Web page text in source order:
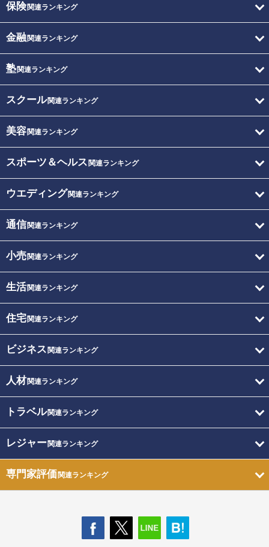
保険関連ランキング
金融関連ランキング
塾関連ランキング
スクール関連ランキング
美容関連ランキング
スポーツ＆ヘルス 関連ランキング
ウエディング関連ランキング
通信関連ランキング
小売関連ランキング
生活関連ランキング
住宅関連ランキング
ビジネス 関連ランキング
人材関連ランキング
トラベル関連ランキング
レジャー関連ランキング
専門家評価関連ランキング